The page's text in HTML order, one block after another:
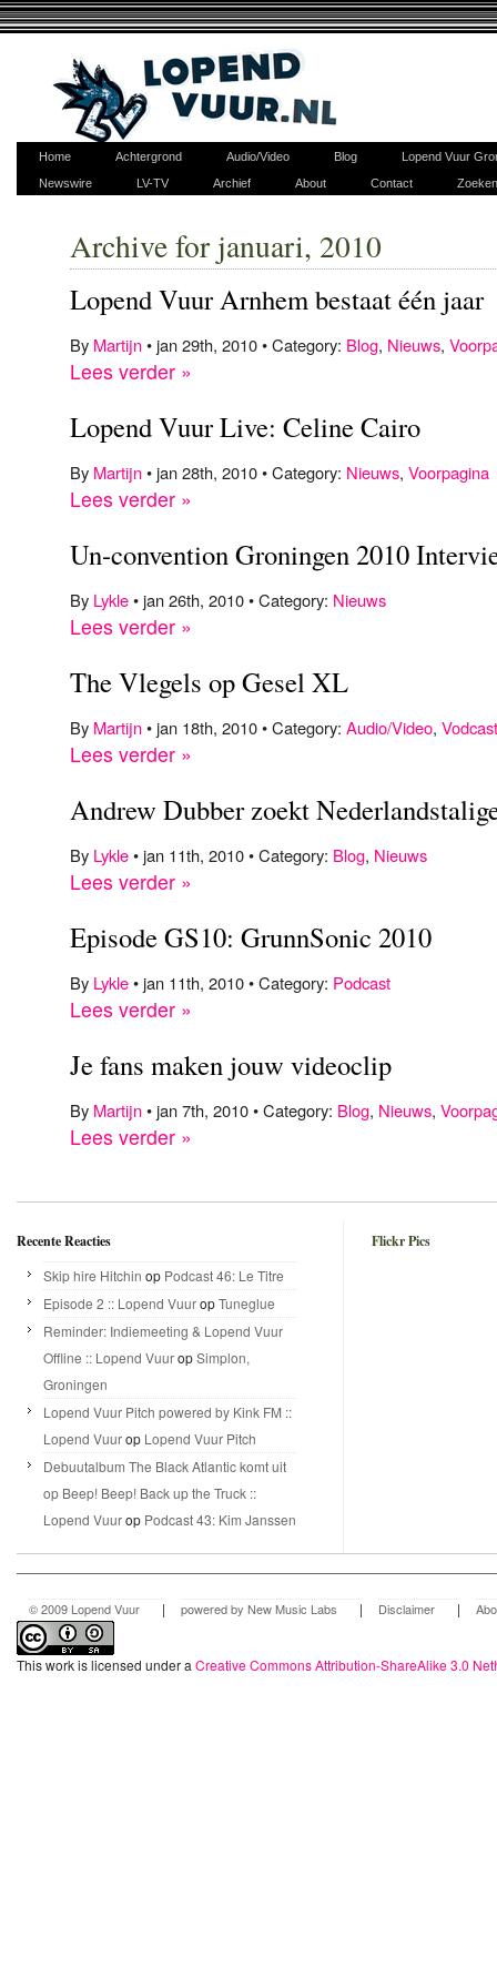
Home Achtergrond Audio/Video Blog
Lopend Vuur
Newswire
LV-TV Archief About Contact Zoeken
Archive for januari, 2010
Lopend Vuur Arnhem bestaat één jaar
By Martijn• jan 29th, 2010 • Category: Blog, Nieuws,
Lees verder »
Lopend Vuur Live: Celine Cairo
By Martijn• jan 28th, 2010 • Category: Nieuws, Voorpagina
Lees verder »
Un-convention Groningen 2010
By Lykle• jan 26th, 2010 • Category: Nieuws
Lees verder »
The Vlegels op Gesel XL
By Martijn• jan 18th, 2010 • Category: Audio/Video, Vodcast
Lees verder »
Andrew Dubber zoekt
By Lykle• jan 11th, 2010 • Category: Blog, Nieuws
Lees verder »
Episode GS10: GrunnSonic 2010
By Lykle• jan 11th, 2010 • Category: Podcast
Lees verder »
Je fans maken jouw videoclip
By Martijn• jan 7th, 2010 • Category: Blog, Nieuws,
Lees verder »
Recente Reacties
Skip hire Hitchin op Podcast 46: Le Titre
Episode 2 :: Lopend VuuropTuneglue
Reminder: Indiemeeting & Lopend Vuur
Offline :: Lopend VuuropSimplon,
Groningen
Lopend Vuur Pitch powered by Kink FM ::
Lopend Vuurop Lopend Vuur Pitch
Debuutalbum The Black Atlantic komt uit
op Beep! Beep! Back up the Truck ::
Lopend Vuurop Podcast 43: Kim Janssen
Flickr Pics
© 2009 Lopend Vuur | powered by New Music Labs | Disclaimer |
This work is licensed under a Creative Commons Attribution-ShareAlike 3.0